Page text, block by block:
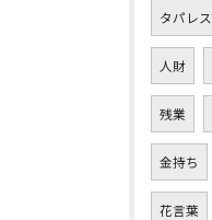
タパレス
人財
残業
金持ち
花言葉